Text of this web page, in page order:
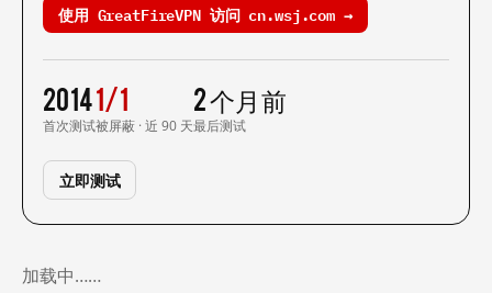
使用 GreatFireVPN 访问 cn.wsj.com →
2014
首次测试
1/1
被屏蔽 · 近 90 天
2 个月前
最后测试
立即测试
加载中……